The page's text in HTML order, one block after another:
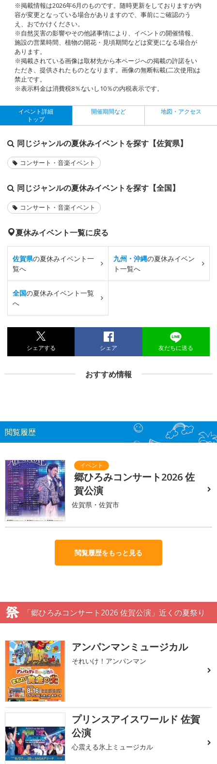
※掲載情報は2026年6月のものです。随時更新をしておりますが内
容が変更となっている場合がありますので、事前にご確認のう
え、おでかけください。
※自然災害の影響やその他諸事情により、イベントの開催情報、
施設の営業時間、植物の開花・見頃期間などは変更になる場合が
あります。
※掲載されている画像は取材先から本ページへの掲載の許諾をい
ただき、提供されたものとなります。画像の無断転載(二次使用)は
禁止です。
※表示料金は消費税8％ないし10％の内税表示です。
イベント詳細
トップ
開催期間など 地図・アクセス
同じジャンルの夏休みイベントを探す【佐賀県】
コンサート・音楽イベント
同じジャンルの夏休みイベントを探す【全国】
コンサート・音楽イベント
夏休みイベント一覧に戻る
佐賀県の夏休みイベント一
覧へ
九州・沖縄の夏休みイベン
ト一覧へ
全国の夏休みイベント一覧
へ
シェアする シェア 友だちに送る
おすすめ情報
閲覧履歴
郷ひろみコンサート2026 佐
賀公演
佐賀県・佐賀市
閲覧履歴をもっと見る
「郷ひろみコンサート2026 佐賀公演」近くの夏祭り
アンパンマンミュージカル
それいけ！アンパンマン
プリンスアイスワールド 佐賀
公演
心震える氷上ミュージカル